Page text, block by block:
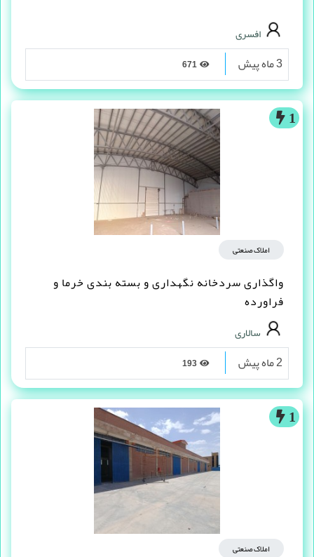
افسری
3 ماه پیش
1
املاک صنعتی
واگذاری سردخانه نگهداری و بسته بندی خرما و
فراورده
سالاری
2 ماه پیش
1
املاک صنعتی